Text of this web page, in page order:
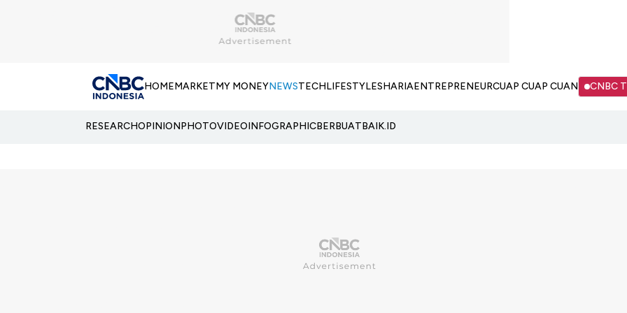
HOMEMARKETMY MONEYNEWSTECHLIFESTYLESHARIAENTREPRENEURCUAP CUAP CUAN CNBC
RESEARCHOPINIONPHOTOVIDEOINFOGRAPHICBERBUATBAIK.ID